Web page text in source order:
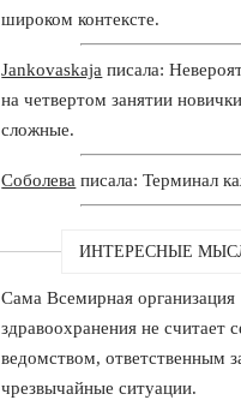
широком контексте.
Jankovaskaja писала:
на четвертом занятии
сложные.
Соболева писала: Терминал
ИНТЕРЕСНЫЕ
Сама Всемирная организация
здравоохранения не считает
ведомством, ответственным
чрезвычайные ситуации.